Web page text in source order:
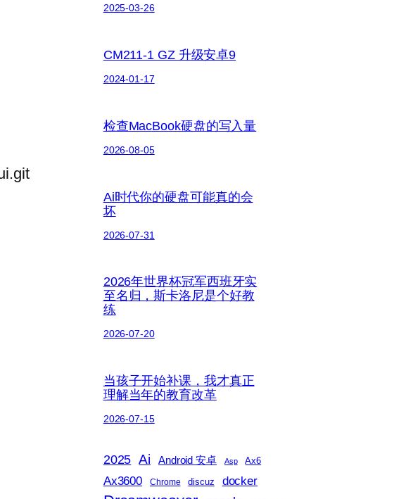
2025-03-26
CM211-1 GZ 升级安卓9
2024-01-17
检查MacBook硬盘的写入量
2026-08-05
Ai时代你的硬盘可能真的会
坏
2026-07-31
2026年世界杯冠军西班牙实
至名归，斯卡洛尼是个好教
练
2026-07-20
当孩子开始补课，我才真正
理解当年的教育改革
2026-07-15
2025 Ai Android 安卓 Asp Ax6
Ax3600 Chrome discuz docker